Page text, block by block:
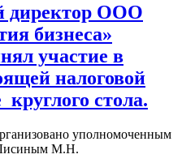
директор ООО
бизнеса»
участие в
налоговой
стола.
уполномоченным
Лисиным М.Н.